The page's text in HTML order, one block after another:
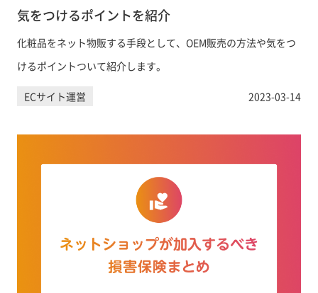
気をつけるポイントを紹介
化粧品をネット物販する手段として、OEM販売の方法や気をつ
けるポイントついて紹介します。
ECサイト運営 2023-03-14